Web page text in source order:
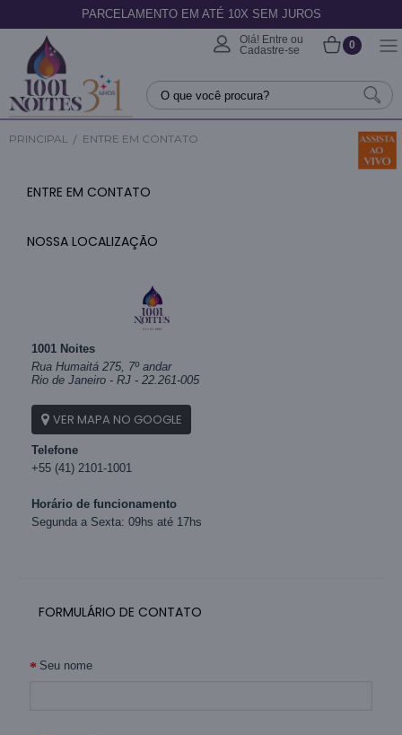
PARCELAMENTO EM ATÉ 10X SEM JUROS
Olá! Entre ou
Cadastre-se
0
PRINCIPAL ENTRE EM CONTATO
ENTRE EM CONTATO
NOSSA LOCALIZAÇÃO
1001 Noites
Rua Humaitá 275, 7º andar
Rio de Janeiro - RJ - 22.261-005
VER MAPA NO GOOGLE
Telefone
+55 (41) 2101-1001
Horário de funcionamento
Segunda a Sexta: 09hs até 17hs
FORMULÁRIO DE CONTATO
Seu nome